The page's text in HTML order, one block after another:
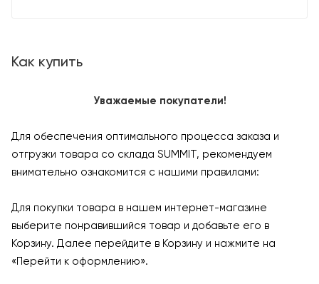
Как купить
Уважаемые покупатели!
Для обеспечения оптимального процесса заказа и
отгрузки товара со склада SUMMIT, рекомендуем
внимательно ознакомится с нашими правилами:
Для покупки товара в нашем интернет-магазине
выберите понравившийся товар и добавьте его в
Корзину. Далее перейдите в Корзину и нажмите на
«Перейти к оформлению».